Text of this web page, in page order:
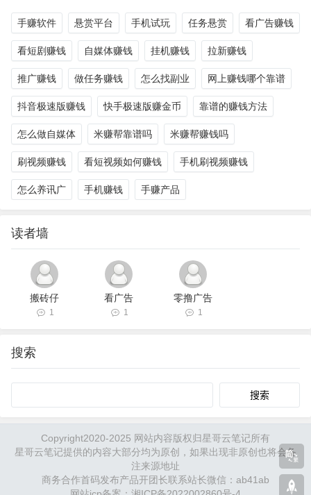
手赚软件 悬赏平台 手机试玩 任务悬赏 看广告赚钱
看短剧赚钱 自媒体赚钱 挂机赚钱 拉新赚钱
推广赚钱 做任务赚钱 怎么找副业 网上赚钱哪个靠谱
抖音极速版赚钱 快手极速版赚金币 靠谱的赚钱方法
怎么做自媒体 米赚帮靠谱吗 米赚帮赚钱吗
刷视频赚钱 看短视频如何赚钱 手机刷视频赚钱
怎么养讯广 手机赚钱 手赚产品
读者墙
搬砖仔
1
看广告
1
零撸广告
1
搜索
Copyright2020-2025 网站内容版权归星哥云笔记所有
星哥云笔记提供的内容大部分均为原创，如果出现非原创也将会备
注来源地址
商务合作首码发布产品开团长联系站长微信：ab41ab